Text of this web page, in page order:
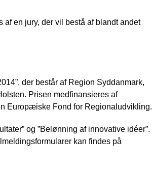
en jury, der vil bestå af blandt andet
der består af Region Syddanmark,
Prisen medfinansieres af
Europæiske Fond for Regionaludvikling.
og ”Belønning af innovative idéer”.
kan findes på